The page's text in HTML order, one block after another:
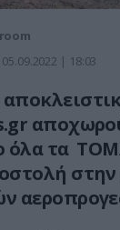
05.09.2022 | 18:03
όλα τα